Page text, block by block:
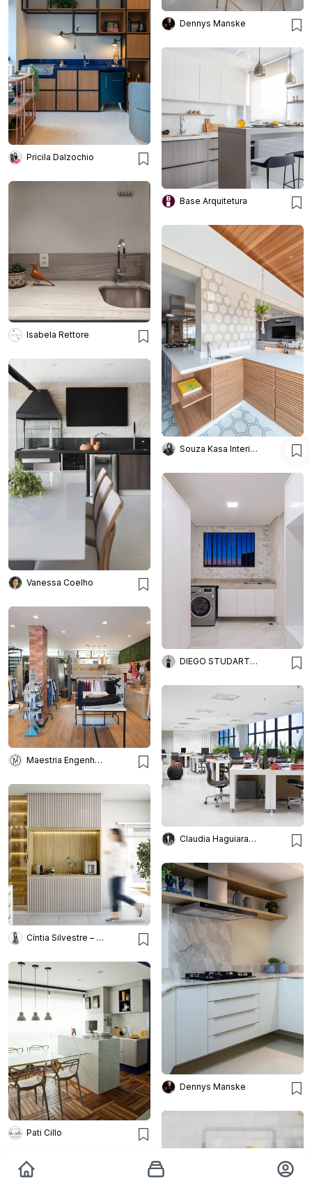
Dennys Manske
Pricila Dalzochio
Base Arquitetura
Isabela Rettore
Souza Kasa Interiores
Vanessa Coelho
DIEGO STUDART ARQUITETURA
Maestria Engenharia e Interiores
Claudia Haguiara Arquitetura
Cíntia Silvestre – Arquitetura, Engenharia e Interiores
Dennys Manske
Pati Cillo